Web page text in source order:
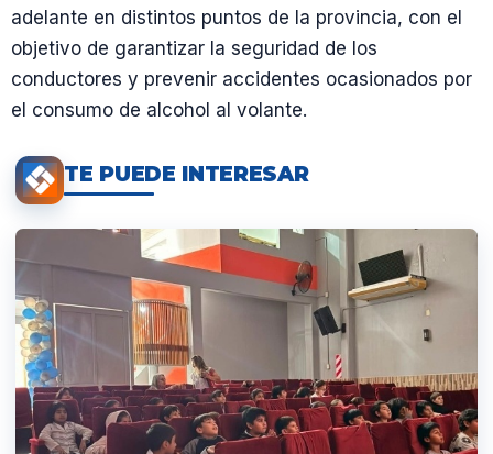
adelante en distintos puntos de la provincia, con el
objetivo de garantizar la seguridad de los
conductores y prevenir accidentes ocasionados por
el consumo de alcohol al volante.
TE PUEDE INTERESAR